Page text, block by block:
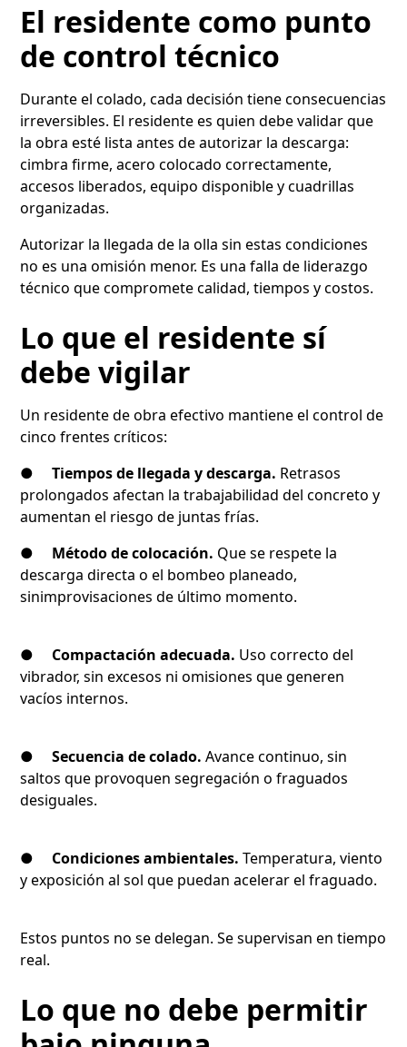
El residente como punto
de control técnico
Durante el colado, cada decisión tiene consecuencias
irreversibles. El residente es quien debe validar que
la obra esté lista antes de autorizar la descarga:
cimbra firme, acero colocado correctamente,
accesos liberados, equipo disponible y cuadrillas
organizadas.
Autorizar la llegada de la olla sin estas condiciones
no es una omisión menor. Es una falla de liderazgo
técnico que compromete calidad, tiempos y costos.
Lo que el residente sí
debe vigilar
Un residente de obra efectivo mantiene el control de
cinco frentes críticos:
●Tiempos de llegada y descarga. Retrasos
prolongados afectan la trabajabilidad del concreto y
aumentan el riesgo de juntas frías.
● Método de colocación. Que se respete la
descarga directa o el bombeo planeado,
sinimprovisaciones de último momento.
● Compactación adecuada. Uso correcto del
vibrador, sin excesos ni omisiones que generen
vacíos internos.
●Secuencia de colado. Avance continuo, sin
saltos que provoquen segregación o fraguados
desiguales.
● Condiciones ambientales. Temperatura, viento
y exposición al sol que puedan acelerar el fraguado.
Estos puntos no se delegan. Se supervisan en tiempo
real.
Lo que no debe permitir